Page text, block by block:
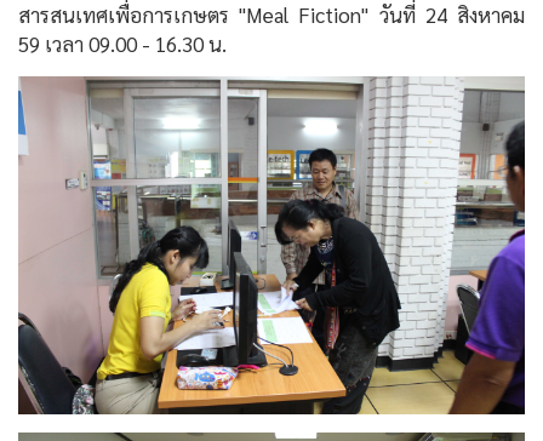
สารสนเทศเพื่อการเกษตร "Meal Fiction" วันที่ 24 สิงหาคม
59 เวลา 09.00 - 16.30 น.